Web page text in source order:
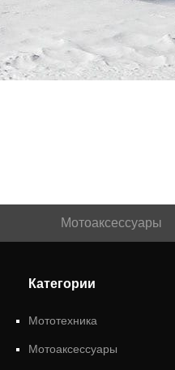
Мотоаксессуары
Категории
Мототехника
Мотоаксессуары